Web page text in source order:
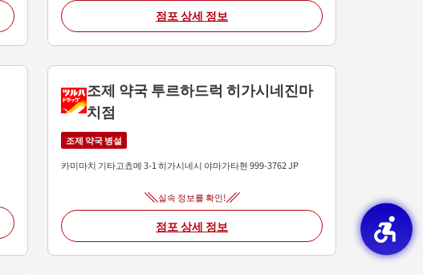
점포 상세 정보
조제 약국 투르하드럭 히가시네진마
치점
조제 약국 병설
카미마치 기타고쵸메 3-1 히가시네시 야마가타현999-3762JP
실속 정보를 확인!
점포 상세 정보